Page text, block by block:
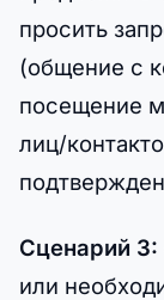
просить
(общение с
посещение
лиц/
Сценарий 3:
или